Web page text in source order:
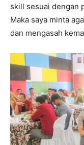
skill sesuai dengan
Maka saya minta
dan mengasah